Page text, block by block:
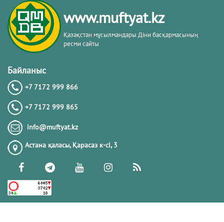
www.muftyat.kz
Қазақстан мұсылмандары Діни басқармасының
ресми сайты
Байланыс
+7 7172 999 866
+7 7172 999 865
info@muftyat.kz
Астана қаласы, Қарасаз к-сi, 3